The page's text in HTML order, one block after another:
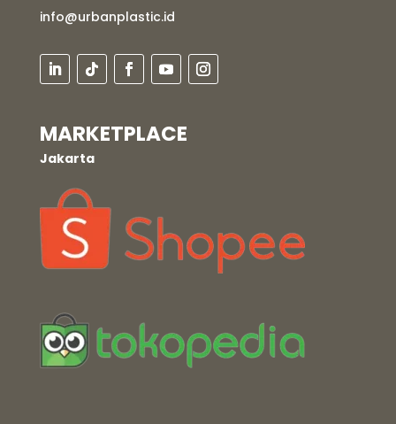
info@urbanplastic.id
MARKETPLACE
Jakarta